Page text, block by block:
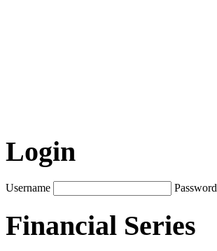
Login
Username Password
Financial Series